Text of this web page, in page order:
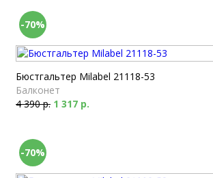
-70%
Бюстгальтер Milabel 21118-53
Балконет
4 390 р. 1 317 р.
-70%